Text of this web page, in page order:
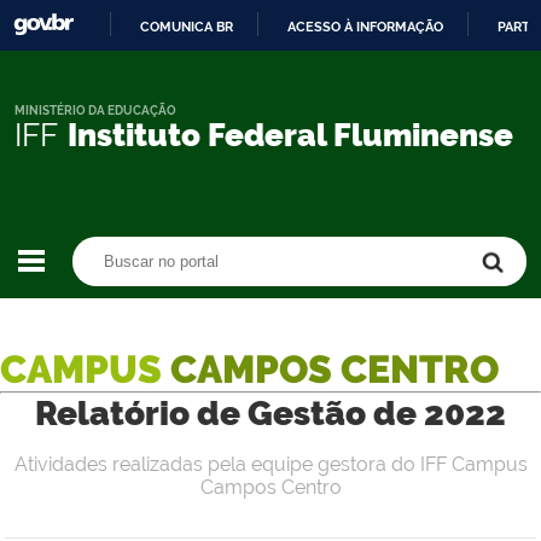
CONTEÚDO
COMUNICA BR ACESSO À INFORMAÇÃO
IFF Instituto Federal Fluminense
MINISTÉRIO DA EDUCAÇÃO
CAMPUS CAMPOS CENTRO
Relatório de Gestão de 2022
Atividades realizadas pela equipe gestora do IFF Campus
Campos Centro